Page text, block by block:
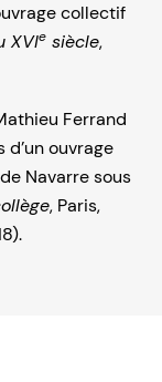
collectif
XVIe siècle,
Ferrand
ouvrage
Navarre sous
, Paris,